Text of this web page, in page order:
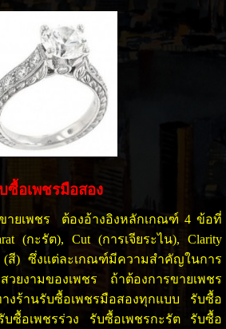
ซื้อเพชรมือสอง
ายเพชร ต้องอ้างอิงหลักเกณฑ์ 4 ข้อที่
(กะรัต), Cut (การเจียระไน), Clarity
สี) ซึ่งแต่ละเกณฑ์มีความสำคัญในการ
วยงามของเพชร ถ้าต้องการขายเพชร
งร้านรับซื้อเพชรมือสองทุกแบบ รับซื้อ
ซื้อเพชรร่วง รับซื้อเพชรกะรัต รับซื้อ